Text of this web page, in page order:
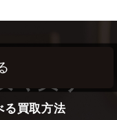
る買取方法